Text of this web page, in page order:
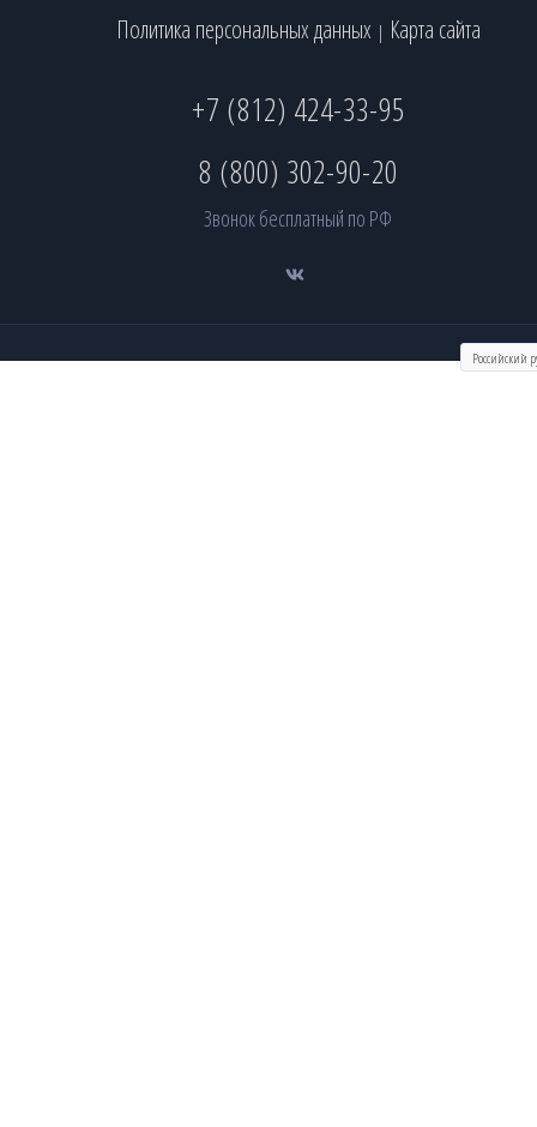
Политика персональных данных | Карта сайта
+7 (812) 424-33-95
8 (800) 302-90-20
Звонок бесплатный по РФ